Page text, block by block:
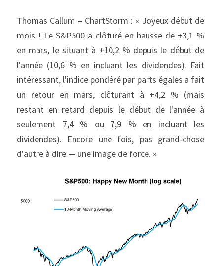
Thomas Callum – ChartStorm : « Joyeux début de
mois ! Le S&P500 a clôturé en hausse de +3,1 %
en mars, le situant à +10,2 % depuis le début de
l'année (10,6 % en incluant les dividendes). Fait
intéressant, l'indice pondéré par parts égales a fait
un retour en mars, clôturant à +4,2 % (mais
restant en retard depuis le début de l'année à
seulement 7,4 % ou 7,9 % en incluant les
dividendes). Encore une fois, pas grand-chose
d'autre à dire — une image de force. »